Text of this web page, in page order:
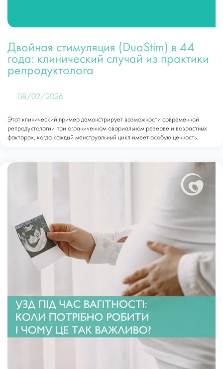
Двойная стимуляция (DuoStim) в 44
года: клинический случай из практики
репродуктолога
08/02/2026
Этот клинический пример демонстрирует возможности современной
репродуктологии при ограниченном овариальном резерве и возрастных
факторах, когда каждый менструальный цикл имеет особую ценность.